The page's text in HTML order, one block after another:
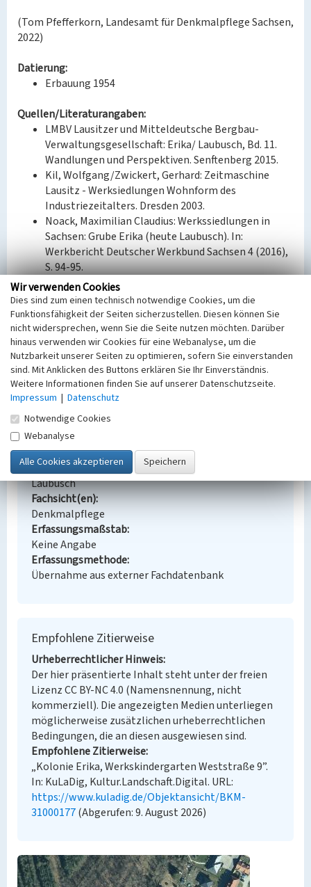
(Tom Pfefferkorn, Landesamt für Denkmalpflege Sachsen,
2022)
Datierung:
Erbauung 1954
Quellen/Literaturangaben:
LMBV Lausitzer und Mitteldeutsche Bergbau-
Verwaltungsgesellschaft: Erika/ Laubusch, Bd. 11.
Wandlungen und Perspektiven. Senftenberg 2015.
Kil, Wolfgang/Zwickert, Gerhard: Zeitmaschine
Lausitz - Werksiedlungen Wohnform des
Industriezeitalters. Dresden 2003.
Noack, Maximilian Claudius: Werkssiedlungen in
Sachsen: Grube Erika (heute Laubusch). In:
Werkbericht Deutscher Werkbund Sachsen 4 (2016),
S. 94-95.
Bauherr / Auftraggeber:
Bauherr: Gemeinde Laubusch/BKW »John Schehr«
Laubusch
Entwurf: unbekannt
BKM-Nummer:31000177
Kolonie Erika, Werkskindergarten Weststraße 9
Schlagwörter
Siedlungsteil Kindergarten (Institution)
Ort
Laubusch
Fachsicht(en)
Denkmalpflege
Erfassungsmaßstab
Keine Angabe
Erfassungsmethode
Übernahme aus externer Fachdatenbank
Empfohlene Zitierweise
Urheberrechtlicher Hinweis
Der hier präsentierte Inhalt steht unter der freien
Lizenz CC BY-NC 4.0 (Namensnennung, nicht
kommerziell). Die angezeigten Medien unterliegen
möglicherweise zusätzlichen urheberrechtlichen
Bedingungen, die an diesen ausgewiesen sind.
Empfohlene Zitierweise
„Kolonie Erika, Werkskindergarten Weststraße 9”.
In: KuLaDig, Kultur.Landschaft.Digital. URL:
https://www.kuladig.de/Objektansicht/BKM-
31000177(Abgerufen: 9. August 2026)
Wir verwenden Cookies
Dies sind zum einen technisch notwendige Cookies, um die
Funktionsfähigkeit der Seiten sicherzustellen. Diesen können Sie
nicht widersprechen, wenn Sie die Seite nutzen möchten. Darüber
hinaus verwenden wir Cookies für eine Webanalyse, um die
Nutzbarkeit unserer Seiten zu optimieren, sofern Sie einverstanden
sind. Mit Anklicken des Buttons erklären Sie Ihr Einverständnis.
Weitere Informationen finden Sie auf unserer Datenschutzseite.
Impressum | Datenschutz
Notwendige Cookies
Webanalyse